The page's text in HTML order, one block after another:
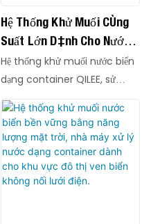
cung cấp nước khẩn cấp, các
hệ thống này chuyển đổi
nước biển hoặc nước có độ
mặn cao thành nước ngọt
tinh khiết, đáp ứng các tiêu
chuẩn nước uống quốc tế.
Công nghệ SWRO tiên tiến
cho sản xuất nước ngọt đáng
tin cậy.
Hệ Thống Khử Muối Công
Suất Lớn Dành Cho Nước
Biển Có Độ Mặn Cao, Giải
Pháp Xử Lý Nước Dạng
Container Với Cấu Trúc
Chống Ăn Mòn.
Hệ thống khử muối nước biển
dạng container QILEE, sử
dụng công nghệ SWRO tiên
tiến với màng lọc AVANGARD
AG-SWRO-8040HR hiệu suất
cao, được tích hợp trong các
thiết bị nhỏ gọn, dễ dàng triển
khai. Được thiết kế cho các